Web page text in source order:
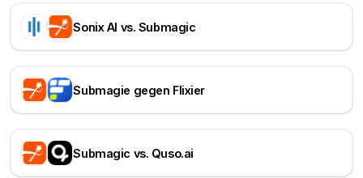
Sonix AI vs. Submagic
Submagie gegen Flixier
Submagic vs. Quso.ai